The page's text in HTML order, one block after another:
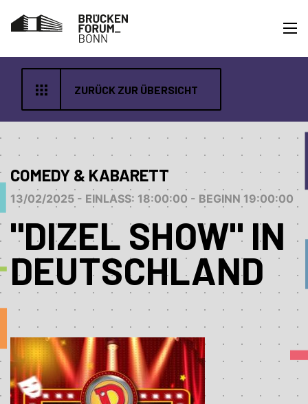
ZURÜCK ZUR ÜBERSICHT
COMEDY & KABARETT
13/02/2025 - EINLASS: 18:00:00 - BEGINN 19:00:00
"DIZEL SHOW" IN
DEUTSCHLAND